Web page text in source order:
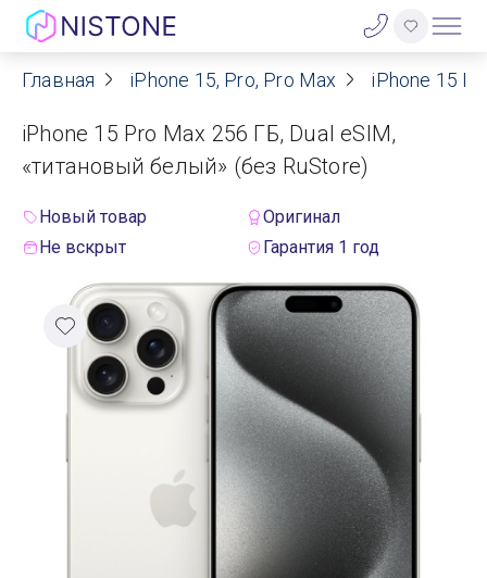
Акции
О нас
Договор оферты
Реквизиты
Контакты
Главная iPhone 15, Pro, Pro Max iPhone 15
iPhone 15 Pro Max 256 ГБ, Dual eSIM,
«титановый белый» (без RuStore)
Новый товар
Оригинал
Не вскрыт
Гарантия 1 год